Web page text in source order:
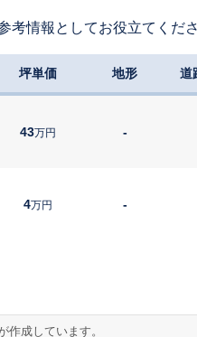
情報としてお役立てくださ
坪単価 地形 道
43万円 -
4万円 -
作成しています。